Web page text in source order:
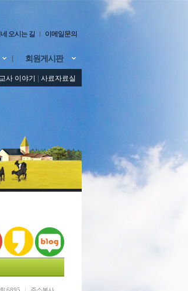
오시는 길 이메일문의
회원게시판
사 이야기 사료자료실